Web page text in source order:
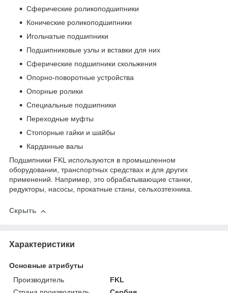
Сферические роликоподшипники
Конические роликоподшипники
Игольчатые подшипники
Подшипниковые узлы и вставки для них
Сферические подшипники скольжения
Опорно-поворотные устройства
Опорные ролики
Специальные подшипники
Переходные муфты
Стопорные гайки и шайбы
Карданные валы
Подшипники FKL используются в промышленном
оборудовании, транспортных средствах и для других
применений. Например, это обрабатывающие станки,
редукторы, насосы, прокатные станы, сельхозтехника.
Скрыть
Характеристики
Основные атрибуты
Производитель
FKL